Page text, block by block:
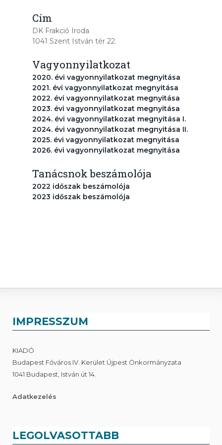
Cím
DK Frakció Iroda
1041 Szent István tér 22.
Vagyonnyilatkozat
2020. évi vagyonnyilatkozat megnyitása
2021. évi vagyonnyilatkozat megnyitása
2022. évi vagyonnyilatkozat megnyitása
2023. évi vagyonnyilatkozat megnyitása
2024. évi vagyonnyilatkozat megnyitása I.
2024. évi vagyonnyilatkozat megnyitása II.
2025. évi vagyonnyilatkozat megnyitása
2026. évi vagyonnyilatkozat megnyitása
Tanácsnok beszámolója
2022 időszak beszámolója
2023 időszak beszámolója
IMPRESSZUM
KIADÓ
Budapest Főváros IV. Kerület Újpest Önkormányzata
1041 Budapest, István út 14.
Adatkezelés
LEGOLVASOTTABB